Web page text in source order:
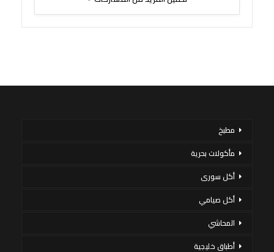
مطبخ
مأكولات بحرية
أكل سورى
أكل صيامي
المحاشي
أطباق خليجية